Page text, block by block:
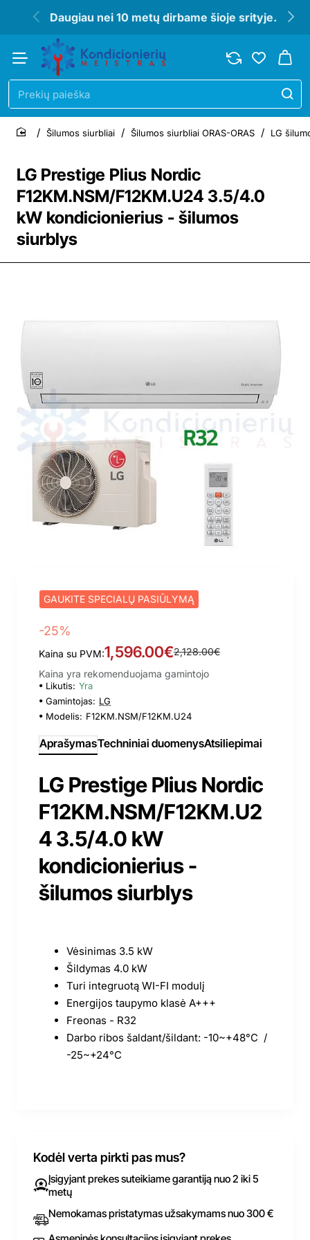
Daugiau nei 10 metų dirbame šioje srityje.
Prekių
paieška
LG Prestige Plius Nordic
F12KM.NSM/F12KM.U24 3.5/4.0
kW kondicionierius - šilumos
siurblys
home
Šilumos siurbliai Šilumos siurbliai ORAS-ORAS LG
GAUKITE SPECIALŲ PASIŪLYMĄ
-25%
Kaina su PVM:1,596.00€2,128.00€
Kaina yra rekomenduojama gamintojo
Likutis: Yra
Gamintojas: LG
Modelis: F12KM.NSM/F12KM.U24
AprašymasTechniniai duomenysAtsiliepimai
LG Prestige Plius Nordic
F12KM.NSM/F12KM.U2
4 3.5/4.0 kW
kondicionierius -
šilumos siurblys
Vėsinimas 3.5 kW
Šildymas 4.0 kW
Turi integruotą WI-FI modulį
Energijos taupymo klasė A+++
Freonas - R32
Darbo ribos šaldant/šildant: -10~+48°C /
-25~+24°C
Kodėl verta pirkti pas mus?
Įsigyjant prekes suteikiame garantiją nuo 2 iki 5
metų
Nemokamas pristatymas užsakymams nuo 300 €